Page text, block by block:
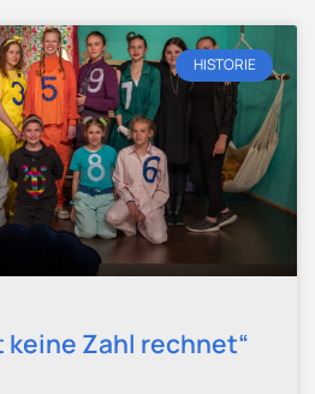
HISTORIE
keine Zahl rechnet“